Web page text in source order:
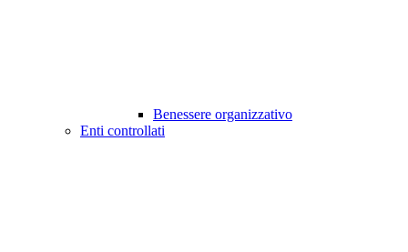
Benessere organizzativo
Enti controllati